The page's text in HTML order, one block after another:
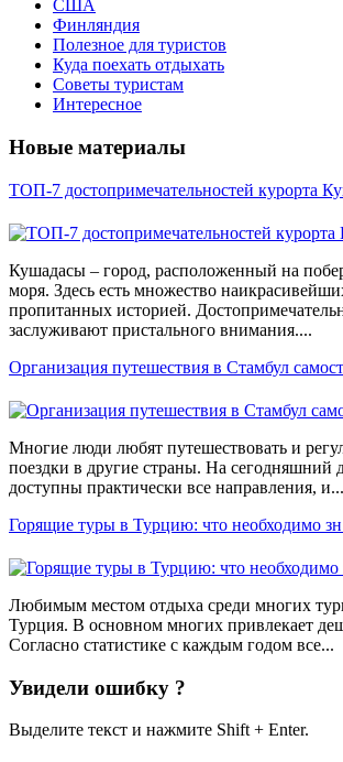
США
Финляндия
Полезное для туристов
Куда поехать отдыхать
Советы туристам
Интересное
Новые материалы
ТОП-7 достопримечательностей курорта
Кушадасы – город, расположенный на
моря. Здесь есть множество
пропитанных историей.
заслуживают пристального внимания....
Организация путешествия в Стамбул
Многие люди любят путешествовать и
поездки в другие страны. На
доступны практически все направления, и...
Горящие туры в Турцию: что необходимо
Любимым местом отдыха среди многих
Турция. В основном многих привлекает
Согласно статистике с каждым годом все...
Увидели ошибку ?
Выделите текст и нажмите Shift + Enter.